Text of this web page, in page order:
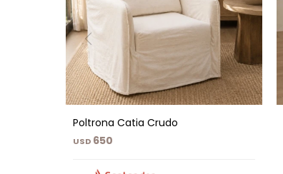
Poltrona Catia Crudo
USD 650